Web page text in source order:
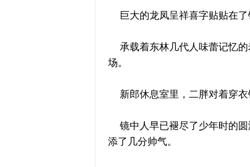
巨大的龙凤呈祥喜字贴贴在了
承载着东林几代人味蕾记忆的
场。
新郎休息室里，二胖对着穿衣
镜中人早已褪尽了少年时的圆
添了几分帅气。